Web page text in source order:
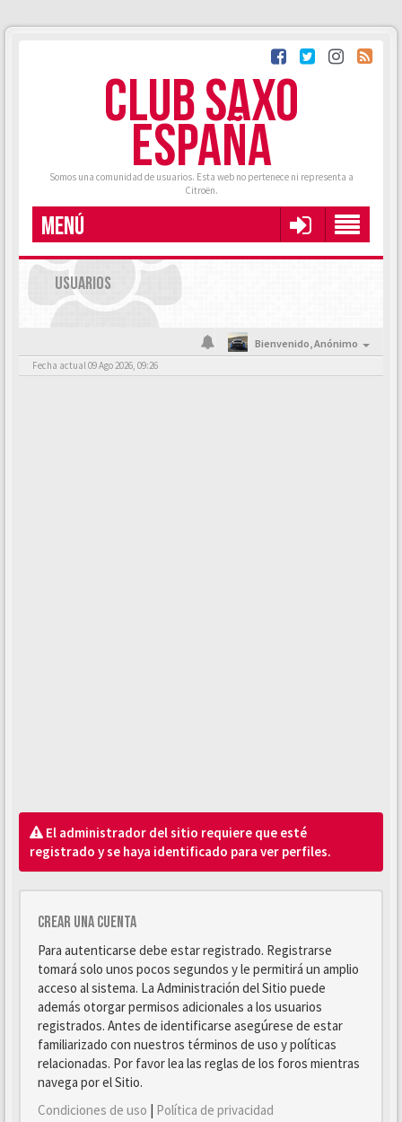
CLUB SAXO
ESPAÑA
Somos una comunidad de usuarios. Esta web no pertenece ni representa a
Citroën.
MENÚ
USUARIOS
Bienvenido,Anónimo
Fecha actual 09 Ago 2026, 09:26
El administrador del sitio requiere que esté
registrado y se haya identificado para ver perfiles.
Crear una cuenta
Para autenticarse debe estar registrado. Registrarse
tomará solo unos pocos segundos y le permitirá un amplio
acceso al sistema. La Administración del Sitio puede
además otorgar permisos adicionales a los usuarios
registrados. Antes de identificarse asegúrese de estar
familiarizado con nuestros términos de uso y políticas
relacionadas. Por favor lea las reglas de los foros mientras
navega por el Sitio.
Condiciones de uso | Política de privacidad